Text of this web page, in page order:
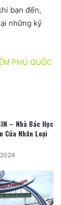
bạn đến,
những kỷ
PHÚ QUỐC
– Nhà Bác Học
Của Nhân Loại